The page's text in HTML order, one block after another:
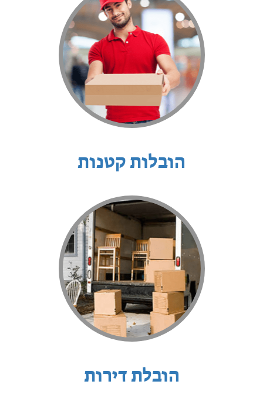
הובלות קטנות
הובלת דירות